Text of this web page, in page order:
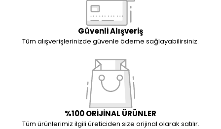
Güvenli Alışveriş
Tüm alışverişlerinizde güvenle ödeme sağlayabilirsiniz.
%100 ORİJİNAL ÜRÜNLER
Tüm ürünlerimiz ilgili üreticiden size orijinal olarak satılır.